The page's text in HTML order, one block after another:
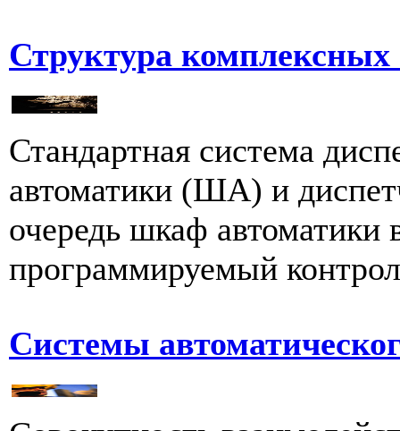
Структура комплексных
Стандартная система
автоматики (ША) и
очередь шкаф автоматики
программируемый
Системы